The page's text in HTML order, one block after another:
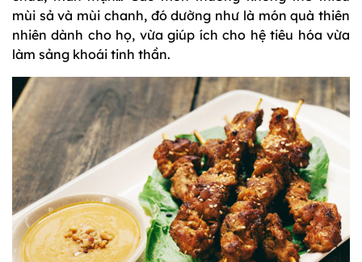
mùi sả và mùi chanh, đó dường như là món quà thiên
nhiên dành cho họ, vừa giúp ích cho hệ tiêu hóa vừa
làm sảng khoái tinh thần.